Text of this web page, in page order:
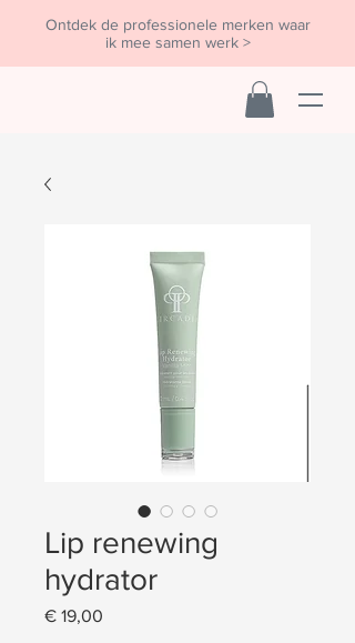
Ontdek de professionele merken waar
ik mee samen werk >
Lip renewing
hydrator
€ 19,00